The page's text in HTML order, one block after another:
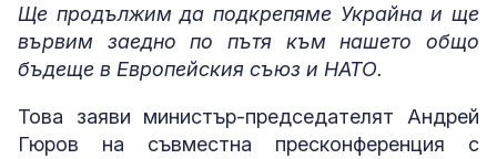
Ще продължим да подкрепяме Украйна и ще
вървим заедно по пътя към нашето общо
бъдеще в Европейския съюз и НАТО.
Това заяви министър-председателят Андрей
Гюров на съвместна пресконференция с